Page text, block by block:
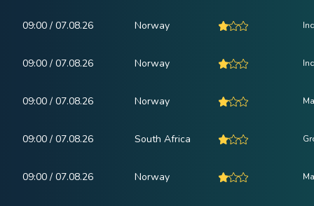
09:00 / 07.08.26 Norway
09:00 / 07.08.26 Norway
09:00 / 07.08.26 Norway
09:00 / 07.08.26 South Africa
09:00 / 07.08.26 Norway